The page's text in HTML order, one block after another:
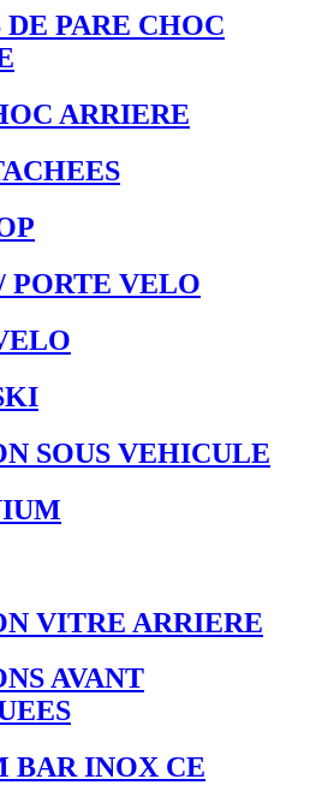
PARE CHOC
ARRIERE
PORTE VELO
SOUS VEHICULE
VITRE ARRIERE
AVANT
BAR INOX CE